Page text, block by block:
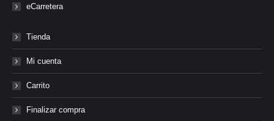
eCarretera
Tienda
Mi cuenta
Carrito
Finalizar compra